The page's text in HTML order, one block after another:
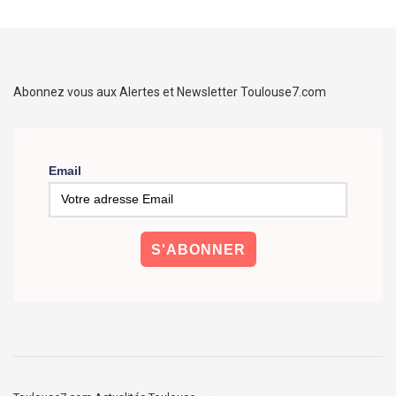
Abonnez vous aux Alertes et Newsletter Toulouse7.com
Email